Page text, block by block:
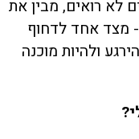
לא רואים, מבין את
- מצד אחד לדחוף
ולהיות מוכנה